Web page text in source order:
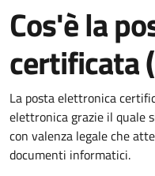
Cos'è la
certificata
La posta elettronica
elettronica grazie il quale
con valenza legale che
documenti informatici.